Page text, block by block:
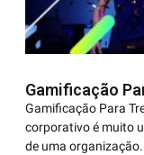
Gamificação
Gamificação Para
corporativo é muito
de uma